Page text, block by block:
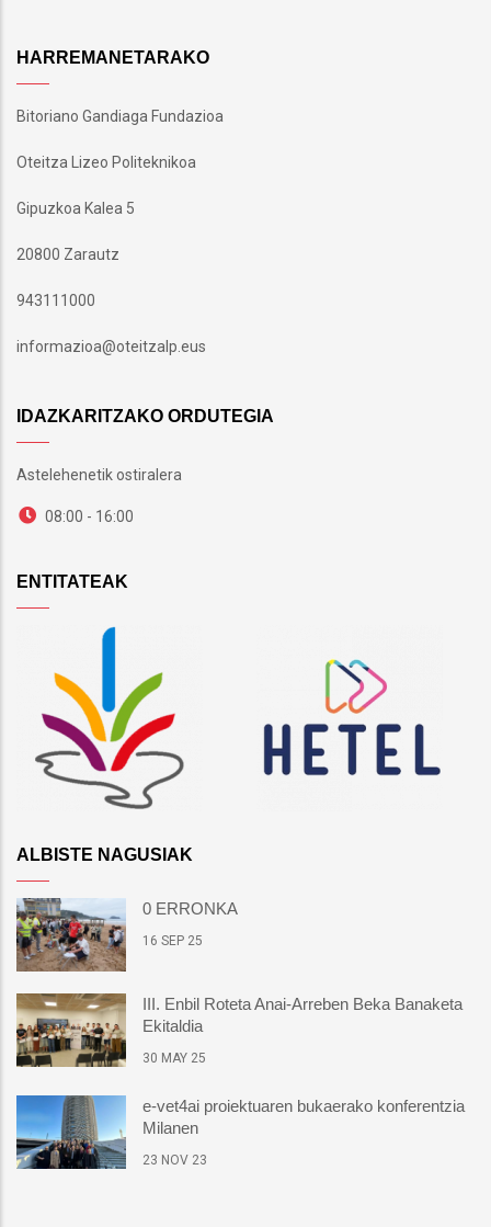
HARREMANETARAKO
Bitoriano Gandiaga Fundazioa
Oteitza Lizeo Politeknikoa
Gipuzkoa Kalea 5
20800 Zarautz
943111000
informazioa@oteitzalp.eus
IDAZKARITZAKO ORDUTEGIA
Astelehenetik ostiralera
08:00 - 16:00
ENTITATEAK
ALBISTE NAGUSIAK
0 ERRONKA
16 SEP 25
III. Enbil Roteta Anai-Arreben Beka Banaketa
Ekitaldia
30 MAY 25
e-vet4ai proiektuaren bukaerako konferentzia
Milanen
23 NOV 23